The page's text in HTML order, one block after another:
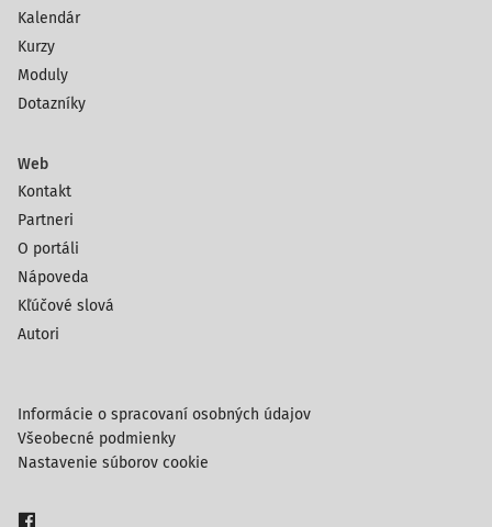
Kalendár
Kurzy
Moduly
Dotazníky
Web
Kontakt
Partneri
O portáli
Nápoveda
Kľúčové slová
Autori
Informácie o spracovaní osobných údajov
Všeobecné podmienky
Nastavenie súborov cookie